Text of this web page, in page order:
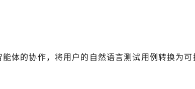
体的协作，将用户的自然语言测试用例转换为可